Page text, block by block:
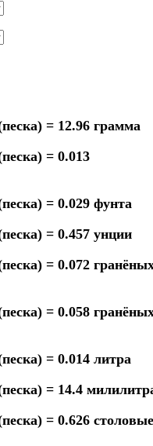
= 12.96 грамма
= 0.013
= 0.029 фунта
= 0.457 унции
= 0.072
= 0.058
= 0.014 литра
= 14.4
= 0.626 столовые